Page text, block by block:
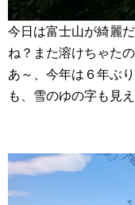
今日は富士山が綺麗
ね？また溶けちゃた
あ～、今年は６年ぶ
も、雪のゆの字も見え